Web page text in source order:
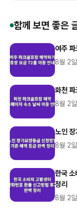
함께 보면 좋은
여주
8월 2일
화천 파
8월 2일
노인 장
8월 2일
한국
정리
8월 2일